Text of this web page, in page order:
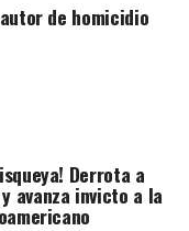
de homicidio
Derrota a
avanza invicto a la